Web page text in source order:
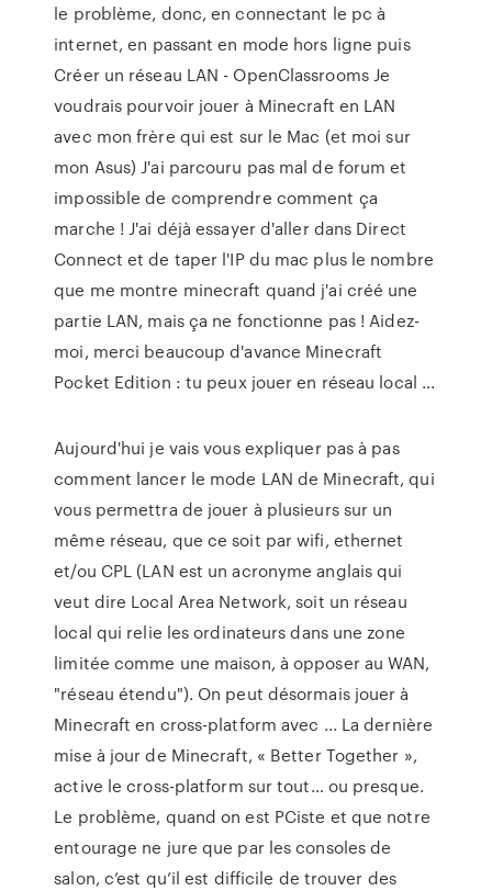
le problème, donc, en connectant le pc à
internet, en passant en mode hors ligne puis
Créer un réseau LAN - OpenClassrooms Je
voudrais pourvoir jouer à Minecraft en LAN
avec mon frère qui est sur le Mac (et moi sur
mon Asus) J'ai parcouru pas mal de forum et
impossible de comprendre comment ça
marche ! J'ai déjà essayer d'aller dans Direct
Connect et de taper l'IP du mac plus le nombre
que me montre minecraft quand j'ai créé une
partie LAN, mais ça ne fonctionne pas ! Aidez-
moi, merci beaucoup d'avance Minecraft
Pocket Edition : tu peux jouer en réseau local ...
Aujourd'hui je vais vous expliquer pas à pas
comment lancer le mode LAN de Minecraft, qui
vous permettra de jouer à plusieurs sur un
même réseau, que ce soit par wifi, ethernet
et/ou CPL (LAN est un acronyme anglais qui
veut dire Local Area Network, soit un réseau
local qui relie les ordinateurs dans une zone
limitée comme une maison, à opposer au WAN,
"réseau étendu"). On peut désormais jouer à
Minecraft en cross-platform avec ... La dernière
mise à jour de Minecraft, « Better Together »,
active le cross-platform sur tout… ou presque.
Le problème, quand on est PCiste et que notre
entourage ne jure que par les consoles de
salon, c’est qu’il est difficile de trouver des